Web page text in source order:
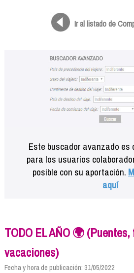
Ir al listado de
Este buscador avanzado es
para los usuarios
posible con su aportación.
aquí
TODO EL AÑO 🌍
vacaciones)
Fecha y hora de publicación: 31/05/2022